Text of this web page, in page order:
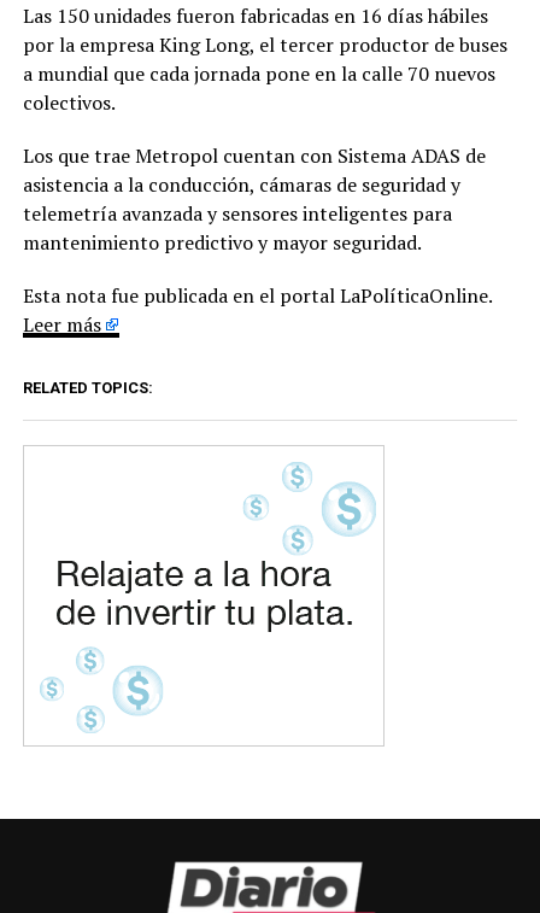
Las 150 unidades fueron fabricadas en 16 días hábiles
por la empresa King Long, el tercer productor de buses
a mundial que cada jornada pone en la calle 70 nuevos
colectivos.
Los que trae Metropol cuentan con Sistema ADAS de
asistencia a la conducción, cámaras de seguridad y
telemetría avanzada y sensores inteligentes para
mantenimiento predictivo y mayor seguridad.
Esta nota fue publicada en el portal LaPolíticaOnline.
Leer más
RELATED TOPICS: